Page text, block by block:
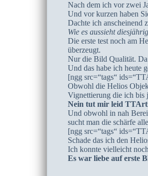
Nach dem ich vor zwei
Und vor kurzen haben
Dachte ich anscheinend
Wie es aussieht
Die erste test noch am
überzeugt.
Nur die Bild Qualität. Da
Und das habe ich heute
[ngg src=“tags“
Obwohl die Helios
Vignettierung die ich bis
Nein tut mir leid
Und obwohl in nah
sucht man die schärfe
[ngg src=“tags“
Schade das ich den
Ich konnte vielleicht
Es war liebe auf erste